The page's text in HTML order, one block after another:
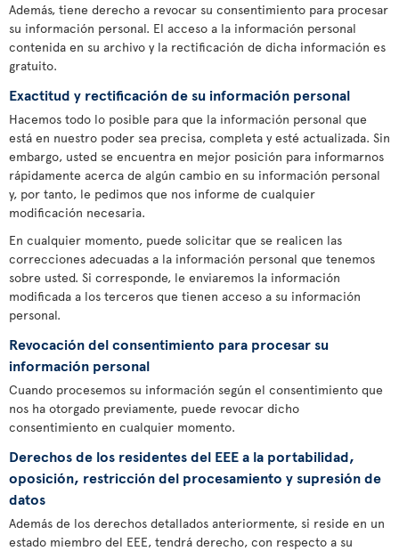
Además, tiene derecho a revocar su consentimiento para procesar
su información personal. El acceso a la información personal
contenida en su archivo y la rectificación de dicha información es
gratuito.
Exactitud y rectificación de su información personal
Hacemos todo lo posible para que la información personal que
está en nuestro poder sea precisa, completa y esté actualizada. Sin
embargo, usted se encuentra en mejor posición para informarnos
rápidamente acerca de algún cambio en su información personal
y, por tanto, le pedimos que nos informe de cualquier
modificación necesaria.
En cualquier momento, puede solicitar que se realicen las
correcciones adecuadas a la información personal que tenemos
sobre usted. Si corresponde, le enviaremos la información
modificada a los terceros que tienen acceso a su información
personal.
Revocación del consentimiento para procesar su
información personal
Cuando procesemos su información según el consentimiento que
nos ha otorgado previamente, puede revocar dicho
consentimiento en cualquier momento.
Derechos de los residentes del EEE a la portabilidad,
oposición, restricción del procesamiento y supresión de
datos
Además de los derechos detallados anteriormente, si reside en un
estado miembro del EEE, tendrá derecho, con respecto a su